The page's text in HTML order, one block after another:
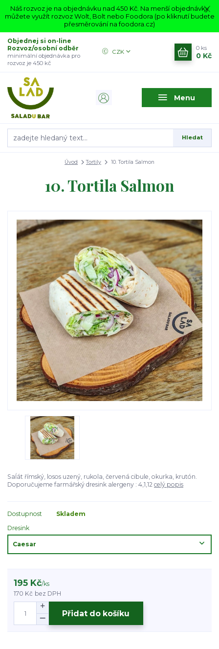
Náš rozvoz je na objednávku nad 450 Kč. Na menší objednávky
můžete využít rozvoz Wolt, Bolt nebo Foodora (po kliknutí budete
přesměrování na foodora.cz)
Menu
CZK
Hledat
Objednej si on-line
Rozvoz/osobní odběr
minimální objednávka pro
rozvoz je 450 kč
0 ks
0 Kč
Úvod Tortily 10. Tortila Salmon
10. Tortila Salmon
Saĺát římský, losos uzený, rukola, červená cibule, okurka, krutón.
Doporučujeme farmářský dresink alergeny : 4,1,12 celý popis
Dostupnost
Skladem
Dresink
195 Kč/ks
170 Kč bez DPH
Přidat do košíku